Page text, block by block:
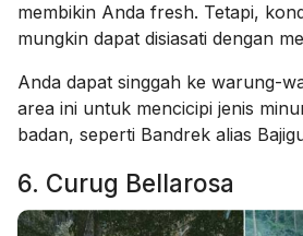
membikin Anda fresh. Tetapi,
mungkin dapat disiasati dengan
Anda dapat singgah ke warung-
area ini untuk mencicipi jenis
badan, seperti Bandrek alias
6. Curug Bellarosa